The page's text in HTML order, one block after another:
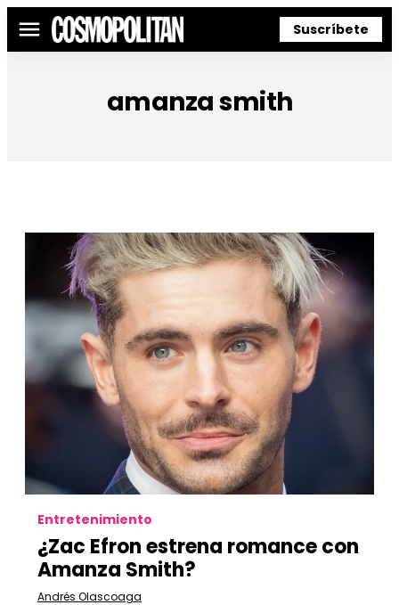
Menú Suscríbete
amanza smith
Entretenimiento
¿Zac Efron estrena romance con
Amanza Smith?
Andrés Olascoaga